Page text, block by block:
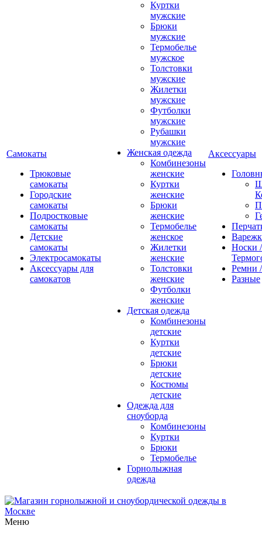
Самокаты
Трюковые
самокаты
Городские
самокаты
Подростковые
самокаты
Детские
самокаты
Электросамокаты
Аксессуары для
самокатов
Куртки
мужские
Брюки
мужские
Термобелье
мужское
Толстовки
мужские
Жилетки
мужские
Футболки
мужские
Рубашки
мужские
Женская одежда
Комбинезоны
женские
Куртки
женские
Брюки
женские
Термобелье
женское
Жилетки
женские
Толстовки
женские
Футболки
женские
Детская одежда
Комбинезоны
детские
Куртки
детские
Брюки
детские
Костюмы
детские
Одежда для
сноуборда
Комбинезоны
Куртки
Брюки
Термобелье
Горнолыжная
одежда
Аксессуары
Носки /
Ремни
Разные
Меню